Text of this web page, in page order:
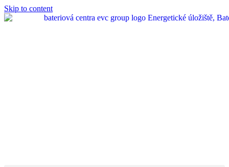
Skip to content